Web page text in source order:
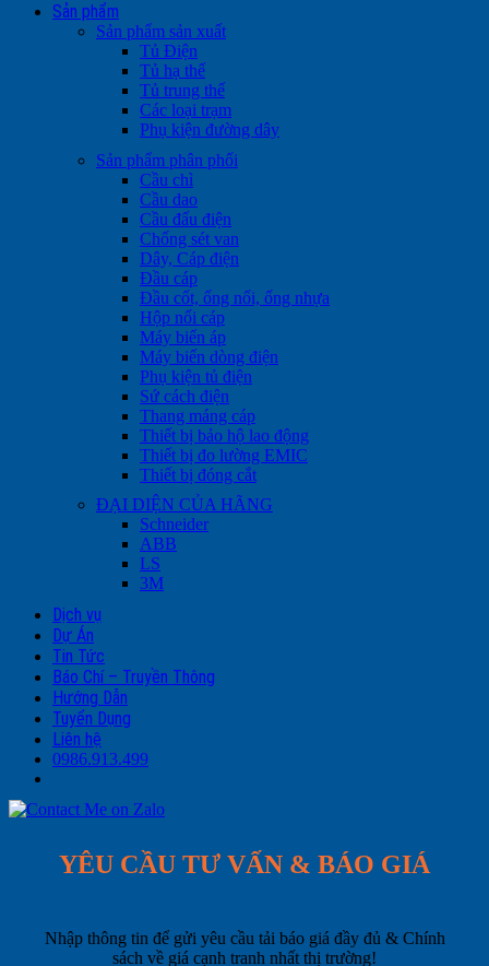
Sản phẩm
Sản phẩm sản xuất
Tủ Điện
Tủ hạ thế
Tủ trung thế
Các loại trạm
Phụ kiện đường dây
Sản phẩm phân phối
Cầu chì
Cầu dao
Cầu đấu điện
Chống sét van
Dây, Cáp điện
Đầu cáp
Đầu cốt, ống nối, ống nhựa
Hộp nối cáp
Máy biến áp
Máy biến dòng điện
Phụ kiện tủ điện
Sứ cách điện
Thang máng cáp
Thiết bị bảo hộ lao động
Thiết bị đo lường EMIC
Thiết bị đóng cắt
ĐẠI DIỆN CỦA HÃNG
Schneider
ABB
LS
3M
Dịch vụ
Dự Án
Tin Tức
Báo Chí – Truyền Thông
Hướng Dẫn
Tuyển Dụng
Liên hệ
0986.913.499
YÊU CẦU TƯ VẤN & BÁO GIÁ
Nhập thông tin để gửi yêu cầu tải báo giá đầy đủ & Chính
sách về giá cạnh tranh nhất thị trường!